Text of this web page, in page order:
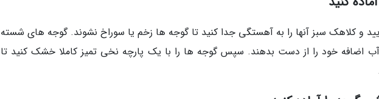
و کلاهک سبز آنها را به آهستگی جدا کنید تا گوجه ها زخم یا سوراخ نشوند. گوجه های شسته
اضافه خود را از دست بدهند. سپس گوجه ها را با یک پارچه نخی تمیز کاملا خشک کنید تا